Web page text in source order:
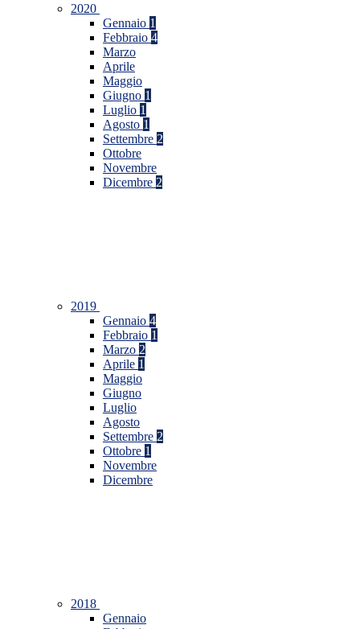
2020
Gennaio 1
Febbraio 4
Marzo
Aprile
Maggio
Giugno 1
Luglio 1
Agosto 1
Settembre 2
Ottobre
Novembre
Dicembre 2
2019
Gennaio 4
Febbraio 1
Marzo 2
Aprile 1
Maggio
Giugno
Luglio
Agosto
Settembre 2
Ottobre 1
Novembre
Dicembre
2018
Gennaio